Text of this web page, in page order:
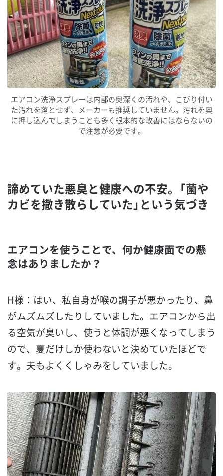
エアコン洗浄スプレーは内部の奥深くの汚れや、こびり付い
た汚れを落とせず、メーカーも推奨していません。汚れを奥
に押し込んでしまうことも多く根本的な改善にはならないの
で注意が必要です。
諦めていた悪臭と健康への不安。「菌や
カビを撒き散らしていた」という気づき
エアコンを使うことで、何か健康面での懸
念はありましたか？
H様：はい、私自身が喉の調子が悪かったり、鼻
がムズムズしたりしていました。エアコンから出
る空気が臭いし、使うと体調が悪くなってしまう
ので、夏だけしか使わないと決めていたほどで
す。夫もよくくしゃみをしていました。